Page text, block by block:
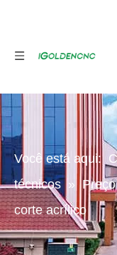
Você está aqui:
técnicos »
corte acrílico